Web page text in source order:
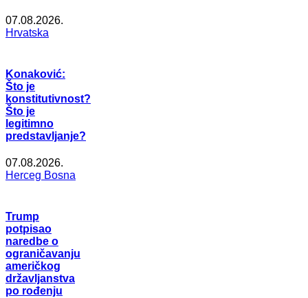
07.08.2026.
Hrvatska
Konaković:
Što je
konstitutivnost?
Što je
legitimno
predstavljanje?
07.08.2026.
Herceg Bosna
Trump
potpisao
naredbe o
ograničavanju
američkog
državljanstva
po rođenju